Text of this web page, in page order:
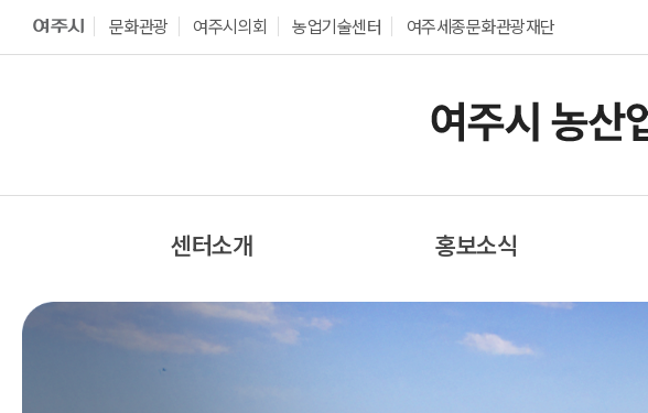
문화관광 여주시의회 농업기술센터 여주세종문화관광재단
센터소개
센터 소개
홍보소식
센터소식